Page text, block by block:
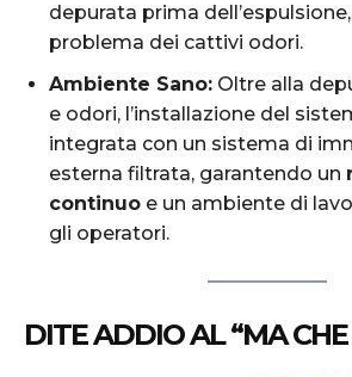
depurata prima
problema dei cattivi odori.
Ambiente Sano: Oltre alla
e odori, l’installazione del
integrata con un sistema di
esterna filtrata, garantendo un
continuo e un ambiente di
gli operatori.
DITE ADDIO AL “MA